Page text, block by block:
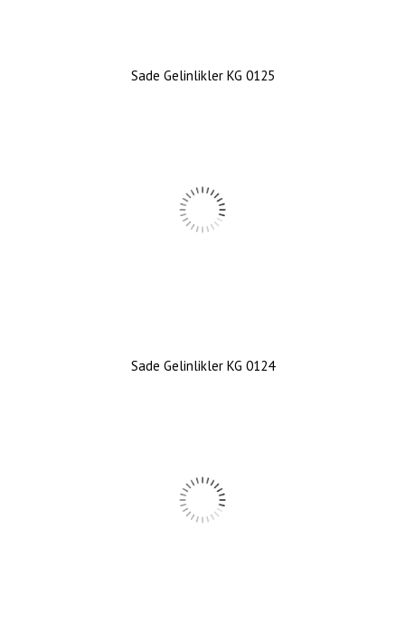
Sade Gelinlikler KG 0125
Sade Gelinlikler KG 0124